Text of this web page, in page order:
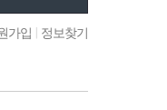
가입 정보찾기